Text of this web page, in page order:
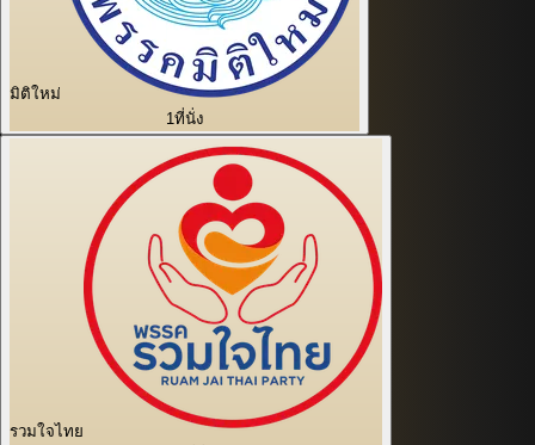
มิติใหม่
1ที่นั่ง
รวมใจไทย